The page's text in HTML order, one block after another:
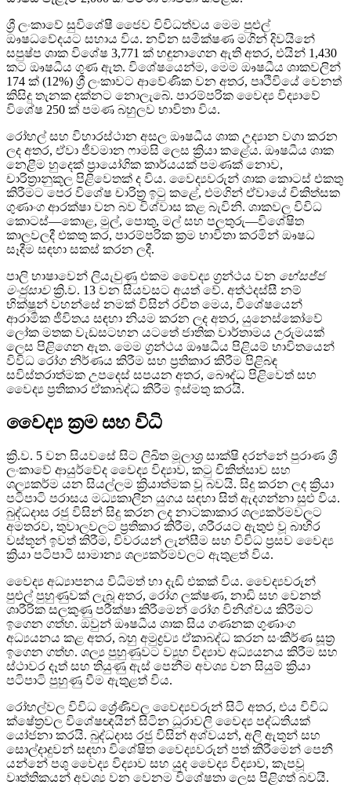
ශ්‍රී ලංකාවේ සුවිශේෂී ජෛව විවිධත්වය මෙම පුළුල්
ඖෂධවේදයට සහාය විය. නවීන සමීක්ෂණ මගින් දිවයිනේ
සපුෂ්ප ශාක විශේෂ 3,771 ක් හඳුනාගෙන ඇති අතර, එයින් 1,430
කට ඖෂධීය ගුණ ඇත. විශේෂයෙන්ම, මෙම ඖෂධීය ශාකවලින්
174 ක් (12%) ශ්‍රී ලංකාවට ආවේණික වන අතර, පෘථිවියේ වෙනත්
කිසිදු තැනක දක්නට නොලැබේ. පාරම්පරික වෛද්‍ය විද්‍යාවේ
විශේෂ 250 ක් පමණ බහුලව භාවිතා විය.
රෝහල් සහ විහාරස්ථාන අසල ඖෂධීය ශාක උද්‍යාන වගා කරන
ලද අතර, ඒවා ජීවමාන ෆාමසි ලෙස ක්‍රියා කළේය. ඖෂධීය ශාක
නෙළීම හුදෙක් ප්‍රායෝගික කාර්යයක් පමණක් නොව,
චාරිත්‍රානුකූල පිළිවෙතක් ද විය. වෛද්‍යවරුන් ශාක කොටස් එකතු
කිරීමට පෙර විශේෂ චාරිත්‍ර ඉටු කළේ, එමගින් ඒවායේ චිකිත්සක
ගුණාංග ආරක්ෂා වන බව විශ්වාස කළ බැවිනි. ශාකවල විවිධ
කොටස්—කොළ, මුල්, පොතු, මල් සහ පලතුරු—විශේෂිත
කාලවලදී එකතු කර, පාරම්පරික ක්‍රම භාවිතා කරමින් ඖෂධ
සෑදීම සඳහා සකස් කරන ලදී.
පාලි භාෂාවෙන් ලියැවුණු එකම වෛද්‍ය ග්‍රන්ථය වන භේසජ්ජ
මංජුසාවක්‍රි.ව. 13 වන සියවසට අයත් වේ. අත්ථදස්සී නම්
භික්ෂූන් වහන්සේ නමක් විසින් රචිත මෙය, විශේෂයෙන්
ආරාමික ජීවිතය සඳහා නියම කරන ලද අතර, යුනෙස්කෝවේ
ලෝක මතක වැඩසටහන යටතේ ජාතික වාර්තාමය උරුමයක්
ලෙස පිළිගෙන ඇත. මෙම ග්‍රන්ථය ඖෂධීය පිළියම් භාවිතයෙන්
විවිධ රෝග නිර්ණය කිරීම සහ ප්‍රතිකාර කිරීම පිළිබඳ
සවිස්තරාත්මක උපදෙස් සපයන අතර, බෞද්ධ පිළිවෙත් සහ
වෛද්‍ය ප්‍රතිකාර ඒකාබද්ධ කිරීම ඉස්මතු කරයි.
වෛද්‍ය ක්‍රම සහ විධි
ක්‍රි.ව. 5 වන සියවසේ සිට ලිඛිත මූලාශ්‍ර සාක්ෂි දරන්නේ පුරාණ ශ්‍රී
ලංකාවේ ආයුර්වේද වෛද්‍ය විද්‍යාව, කටු චිකිත්සාව සහ
ශල්‍යකර්ම යන සියල්ලම ක්‍රියාත්මක වූ බවයි. සිදු කරන ලද ක්‍රියා
පටිපාටි පරාසය මධ්‍යකාලීන යුගය සඳහා සිත් ඇදගන්නා සුළු විය.
බුද්ධදාස රජු විසින් සිදු කරන ලද නාටකාකාර ශල්‍යකර්මවලට
අමතරව, තුවාලවලට ප්‍රතිකාර කිරීම, ශරීරයට ඇතුළු වූ බාහිර
වස්තූන් ඉවත් කිරීම, විවරයන් ලැන්සීම සහ විවිධ ප්‍රසව වෛද්‍ය
ක්‍රියා පටිපාටි සාමාන්‍ය ශල්‍යකර්මවලට ඇතුළත් විය.
වෛද්‍ය අධ්‍යාපනය විධිමත් හා දැඩි එකක් විය. වෛද්‍යවරුන්
පුළුල් පුහුණුවක් ලැබූ අතර, රෝග ලක්ෂණ, නාඩි සහ වෙනත්
ශාරීරික සලකුණු පරීක්ෂා කිරීමෙන් රෝග විනිශ්චය කිරීමට
ඉගෙන ගත්හ. ඔවුන් ඖෂධීය ශාක සිය ගණනක ගුණාංග
අධ්‍යයනය කළ අතර, බහු අමුද්‍රව්‍ය ඒකාබද්ධ කරන සංකීර්ණ සූත්‍ර
ඉගෙන ගත්හ. ශල්‍ය පුහුණුවට ව්‍යුහ විද්‍යාව අධ්‍යයනය කිරීම සහ
ස්ථාවර දෑත් සහ තියුණු ඇස් පෙනීම අවශ්‍ය වන සියුම් ක්‍රියා
පටිපාටි පුහුණු වීම ඇතුළත් විය.
රෝහල්වල විවිධ ශ්‍රේණිවල වෛද්‍යවරුන් සිටි අතර, එය විවිධ
ක්ෂේත්‍රවල විශේෂඥයින් සිටින ධූරාවලි වෛද්‍ය පද්ධතියක්
යෝජනා කරයි. බුද්ධදාස රජු විසින් අශ්වයන්, අලි ඇතුන් සහ
සොල්දාදුවන් සඳහා විශේෂිත වෛද්‍යවරුන් පත් කිරීමෙන් පෙනී
යන්නේ පශු වෛද්‍ය විද්‍යාව සහ යුද වෛද්‍ය විද්‍යාව, කැපවූ
වෘත්තිකයන් අවශ්‍ය වන වෙනම විශේෂතා ලෙස පිළිගත් බවයි.